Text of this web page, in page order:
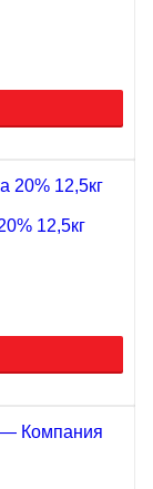
12,5кг